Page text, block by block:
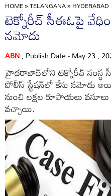
HOME»TELANGANA»HYDERABAD
టెక్నోరీచ్ సీఈఓపై
నమోదు
ABN, Publish Date - May 23 ,
హైదరాబాద్‌లోని టెక్నోరీచ్ సంస్థ
పోలీస్ స్టేషన్‌లో కేసు నమోదు
నుంచి లక్షల రూపాయలు
వచ్చాయి.